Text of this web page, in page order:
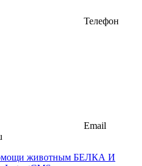
Телефон
Email
животным БЕЛКА И